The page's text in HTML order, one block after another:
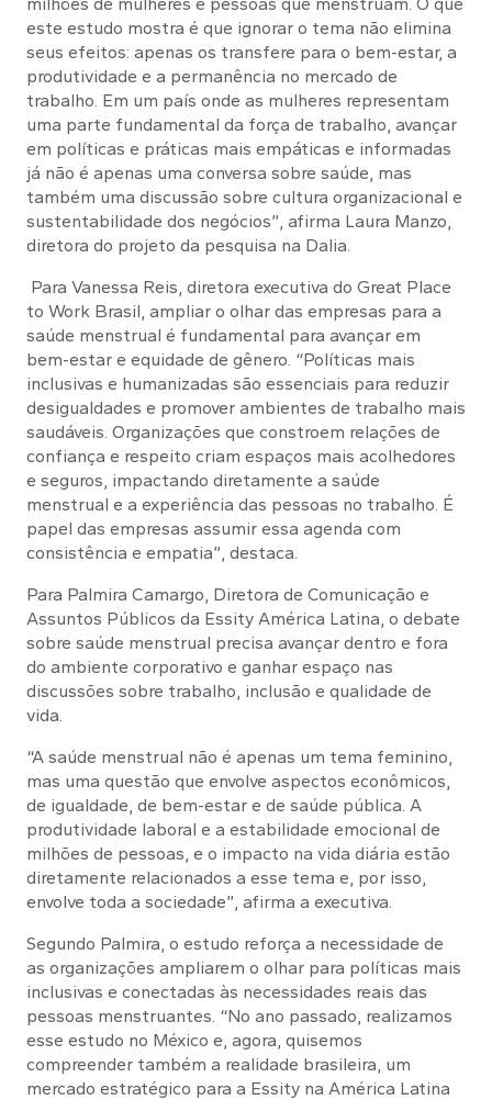
este estudo mostra é que ignorar o tema não elimina
seus efeitos: apenas os transfere para o bem-estar, a
produtividade e a permanência no mercado de
trabalho. Em um país onde as mulheres representam
uma parte fundamental da força de trabalho, avançar
em políticas e práticas mais empáticas e informadas
já não é apenas uma conversa sobre saúde, mas
também uma discussão sobre cultura organizacional e
sustentabilidade dos negócios”, afirma Laura Manzo,
diretora do projeto da pesquisa na Dalia.
Para Vanessa Reis, diretora executiva do Great Place
to Work Brasil, ampliar o olhar das empresas para a
saúde menstrual é fundamental para avançar em
bem-estar e equidade de gênero. “Políticas mais
inclusivas e humanizadas são essenciais para reduzir
desigualdades e promover ambientes de trabalho mais
saudáveis. Organizações que constroem relações de
confiança e respeito criam espaços mais acolhedores
e seguros, impactando diretamente a saúde
menstrual e a experiência das pessoas no trabalho. É
papel das empresas assumir essa agenda com
consistência e empatia”, destaca.
Para Palmira Camargo, Diretora de Comunicação e
Assuntos Públicos da Essity América Latina, o debate
sobre saúde menstrual precisa avançar dentro e fora
do ambiente corporativo e ganhar espaço nas
discussões sobre trabalho, inclusão e qualidade de
vida.
“A saúde menstrual não é apenas um tema feminino,
mas uma questão que envolve aspectos econômicos,
de igualdade, de bem-estar e de saúde pública. A
produtividade laboral e a estabilidade emocional de
milhões de pessoas, e o impacto na vida diária estão
diretamente relacionados a esse tema e, por isso,
envolve toda a sociedade”, afirma a executiva.
Segundo Palmira, o estudo reforça a necessidade de
as organizações ampliarem o olhar para políticas mais
inclusivas e conectadas às necessidades reais das
pessoas menstruantes. “No ano passado, realizamos
esse estudo no México e, agora, quisemos
compreender também a realidade brasileira, um
mercado estratégico para a Essity na América Latina